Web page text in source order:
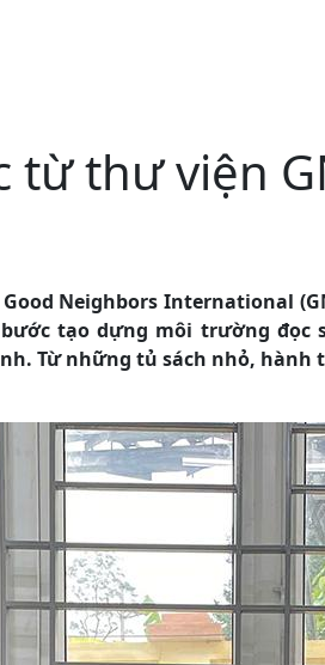
từ thư viện
Neighbors International
tạo dựng môi trường đọc
Từ những tủ sách nhỏ, hành